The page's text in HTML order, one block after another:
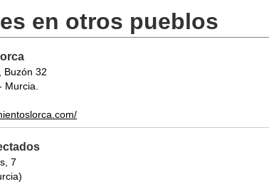
en otros pueblos
Buzón 32
Murcia.
7